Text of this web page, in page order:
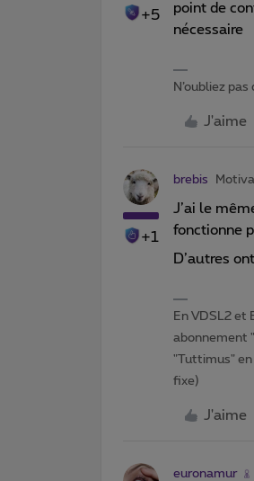
+5
point de
nécessaire
N’oubliez
J'aime
+1
brebis
J’ai le
fonctionne
D’autres
En VDSL2 et
abonnement
"Tuttimus" en
fixe)
J'aime
euronamur